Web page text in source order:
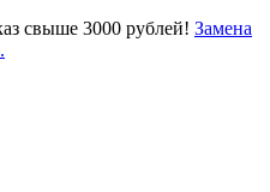
свыше 3000 рублей! Замена